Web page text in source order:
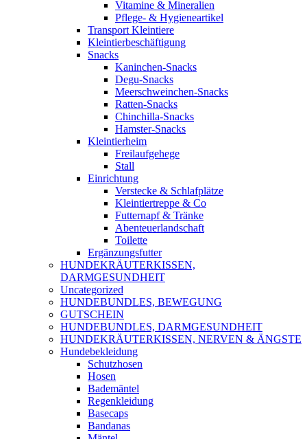
Vitamine & Mineralien
Pflege- & Hygieneartikel
Transport Kleintiere
Kleintierbeschäftigung
Snacks
Kaninchen-Snacks
Degu-Snacks
Meerschweinchen-Snacks
Ratten-Snacks
Chinchilla-Snacks
Hamster-Snacks
Kleintierheim
Freilaufgehege
Stall
Einrichtung
Verstecke & Schlafplätze
Kleintiertreppe & Co
Futternapf & Tränke
Abenteuerlandschaft
Toilette
Ergänzungsfutter
HUNDEKRÄUTERKISSEN,
DARMGESUNDHEIT
Uncategorized
HUNDEBUNDLES, BEWEGUNG
GUTSCHEIN
HUNDEBUNDLES, DARMGESUNDHEIT
HUNDEKRÄUTERKISSEN, NERVEN & ÄNGSTE
Hundebekleidung
Schutzhosen
Hosen
Bademäntel
Regenkleidung
Basecaps
Bandanas